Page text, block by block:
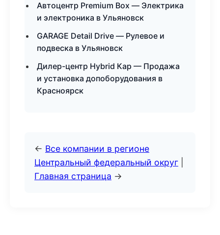
Автоцентр Premium Box — Электрика
и электроника в Ульяновск
GARAGE Detail Drive — Рулевое и
подвеска в Ульяновск
Дилер-центр Hybrid Кар — Продажа
и установка допоборудования в
Красноярск
← Все компании в регионе
Центральный федеральный округ
Главная страница →